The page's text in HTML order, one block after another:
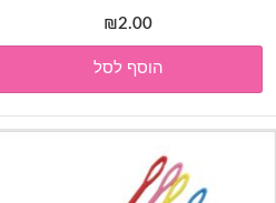
₪2.00
הוסף לסל